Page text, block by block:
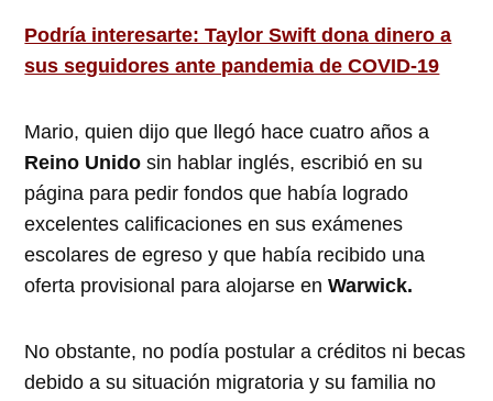
Podría interesarte: Taylor Swift dona dinero a
sus seguidores ante pandemia de COVID-19
Mario, quien dijo que llegó hace cuatro años a
Reino Unido sin hablar inglés, escribió en su
página para pedir fondos que había logrado
excelentes calificaciones en sus exámenes
escolares de egreso y que había recibido una
oferta provisional para alojarse enWarwick.
No obstante, no podía postular a créditos ni becas
debido a su situación migratoria y su familia no